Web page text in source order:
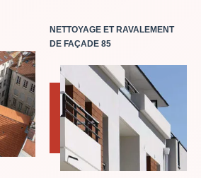
NETTOYAGE ET RAVALEMENT
DE FAÇADE 85